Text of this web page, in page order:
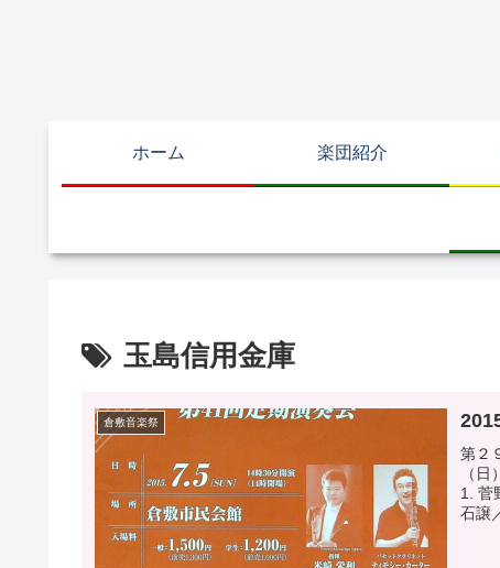
ホーム 楽団紹介
玉島信用金庫
倉敷音楽祭
第２
（
1.
石譲